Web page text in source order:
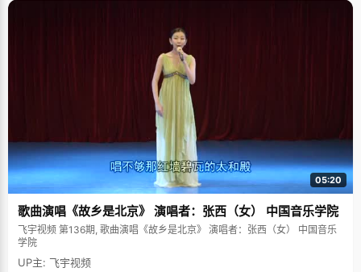
05:20
歌曲演唱《故乡是北京》 演唱者：张西（女） 中国音乐学院
飞宇视频 第136期, 歌曲演唱《故乡是北京》 演唱者：张西（女） 中国音乐
学院
UP主: 飞宇视频